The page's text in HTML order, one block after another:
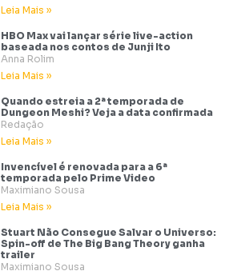
Leia Mais »
HBO Max vai lançar série live-action
baseada nos contos de Junji Ito
Anna Rolim
Leia Mais »
Quando estreia a 2ª temporada de
Dungeon Meshi? Veja a data confirmada
Redação
Leia Mais »
Invencível é renovada para a 6ª
temporada pelo Prime Video
Maximiano Sousa
Leia Mais »
Stuart Não Consegue Salvar o Universo:
Spin-off de The Big Bang Theory ganha
trailer
Maximiano Sousa